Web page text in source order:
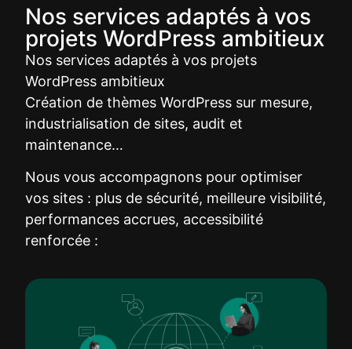
Nos services adaptés à vos
projets WordPress ambitieux
Nos services adaptés à vos projets
WordPress ambitieux
Création de thèmes WordPress sur mesure,
industrialisation de sites, audit et
maintenance…
Nous vous accompagnons pour optimiser
vos sites : plus de sécurité, meilleure visibilité,
performances accrues, accessibilité
renforcée :